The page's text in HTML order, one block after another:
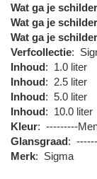
Wat ga je
Wat ga je
Wat ga je
Verfcollectie:
Inhoud: 1.0 liter
Inhoud: 2.5 liter
Inhoud: 5.0 liter
Inhoud: 10.0 liter
Kleur: ---------
Glansgraad:
Merk: Sigma